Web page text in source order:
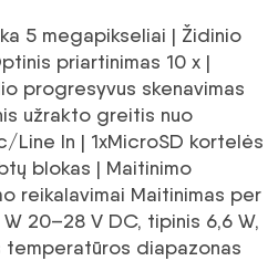
5 megapikseliai | Židinio
priartinimas 10 x |
progresyvus skenavimas
užrakto greitis nuo
Line In | 1xMicroSD kortelės
blokas | Maitinimo
reikalavimai Maitinimas per
20–28 V DC, tipinis 6,6 W,
temperatūros diapazonas